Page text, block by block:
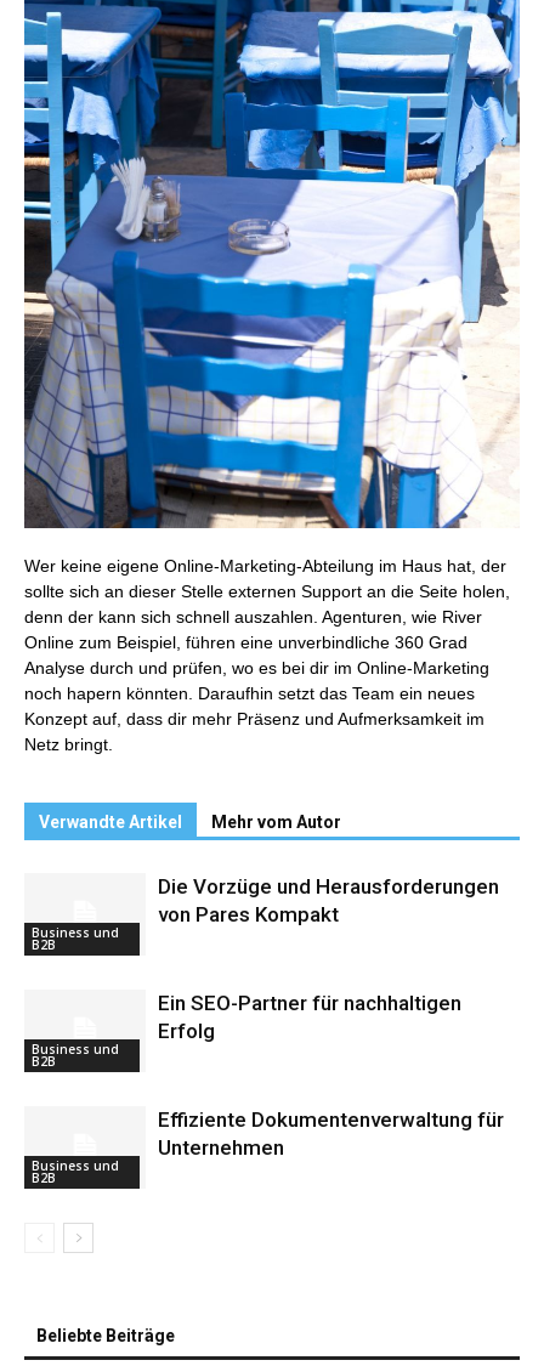
Wer keine eigene Online-Marketing-Abteilung im Haus hat, der
sollte sich an dieser Stelle externen Support an die Seite holen,
denn der kann sich schnell auszahlen. Agenturen, wie River
Online zum Beispiel, führen eine unverbindliche 360 Grad
Analyse durch und prüfen, wo es bei dir im Online-Marketing
noch hapern könnten. Daraufhin setzt das Team ein neues
Konzept auf, dass dir mehr Präsenz und Aufmerksamkeit im
Netz bringt.
Verwandte Artikel Mehr vom Autor
Business und
B2B
Die Vorzüge und Herausforderungen
von Pares Kompakt
Business und
B2B
Ein SEO-Partner für nachhaltigen
Erfolg
Business und
B2B
Effiziente Dokumentenverwaltung für
Unternehmen
Beliebte Beiträge